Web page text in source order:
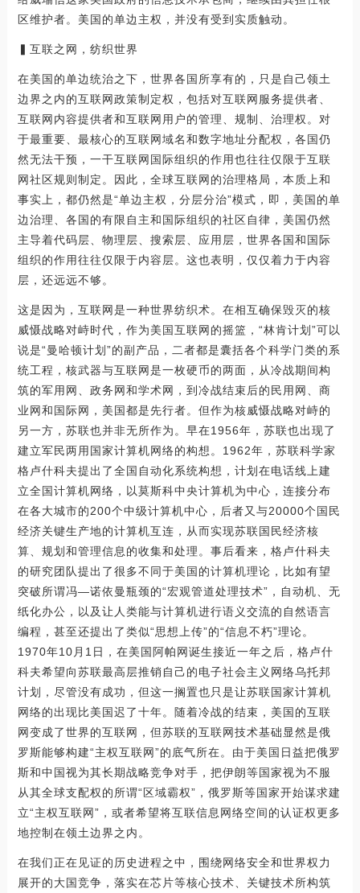
区维护者。美国的单边主权，并没有受到实质触动。
▍互联之网，纺织世界
在美国的单边统治之下，世界各国所享有的，只是自己领土
边界之内的互联网政策制定权，包括对互联网服务提供者、
互联网内容提供者和互联网用户的管理、规制、治理权。对
于最重要、最核心的互联网域名和数字地址分配权，各国仍
然无法干预，一干互联网国际组织的作用也往往仅限于互联
网社区规则制定。因此，全球互联网的治理格局，本质上和
事实上，都仍然是“单边主权，分层分治”模式，即，美国的单
边治理、各国的有限自主和国际组织的社区自律，美国仍然
主导着代码层、物理层、搜索层、应用层，世界各国和国际
组织的作用往往仅限于内容层。这也表明，仅仅着力于内容
层，还远远不够。
这是因为，互联网是一种世界纺织术。在相互确保毁灭的核
威慑战略对峙时代，作为美国互联网的摇篮，“林肯计划”可以
说是“曼哈顿计划”的副产品，二者都是囊括各个科学门类的系
统工程，核武器与互联网是一枚硬币的两面，从冷战期间构
筑的军用网、政务网和学术网，到冷战结束后的民用网、商
业网和国际网，美国都是先行者。但作为核威慑战略对峙的
另一方，苏联也并非无所作为。早在1956年，苏联也出现了
建立军民两用国家计算机网络的构想。1962年，苏联科学家
格卢什科夫提出了全国自动化系统构想，计划在电话线上建
立全国计算机网络，以莫斯科中央计算机为中心，连接分布
在各大城市的200个中级计算机中心，后者又与20000个国民
经济关键生产地的计算机互连，从而实现苏联国民经济核
算、规划和管理信息的收集和处理。事后看来，格卢什科夫
的研究团队提出了很多不同于美国的计算机理论，比如有望
突破所谓冯—诺依曼瓶颈的“宏观管道处理技术”，自动机、无
纸化办公，以及让人类能与计算机进行语义交流的自然语言
编程，甚至还提出了类似“思想上传”的“信息不朽”理论。
1970年10月1日，在美国阿帕网诞生接近一年之后，格卢什
科夫希望向苏联最高层推销自己的电子社会主义网络乌托邦
计划，尽管没有成功，但这一搁置也只是让苏联国家计算机
网络的出现比美国迟了十年。随着冷战的结束，美国的互联
网变成了世界的互联网，但苏联的互联网技术基础显然是俄
罗斯能够构建“主权互联网”的底气所在。由于美国日益把俄罗
斯和中国视为其长期战略竞争对手，把伊朗等国家视为不服
从其全球支配权的所谓“区域霸权”，俄罗斯等国家开始谋求建
立“主权互联网”，或者希望将互联信息网络空间的认证权更多
地控制在领土边界之内。
在我们正在见证的历史进程之中，围绕网络安全和世界权力
展开的大国竞争，落实在芯片等核心技术、关键技术所构筑